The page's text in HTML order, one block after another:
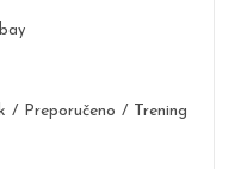
/ Preporučeno / Trening